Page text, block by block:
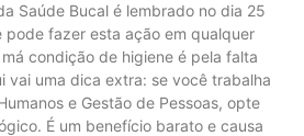
Saúde Bucal é lembrado no dia 25
pode fazer esta ação em qualquer
condição de higiene é pela falta
vai uma dica extra: se você trabalha
e Gestão de Pessoas, opte
É um benefício barato e causa